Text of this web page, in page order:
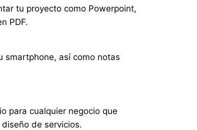
tu proyecto como Powerpoint,
PDF.
smartphone, así como notas
para cualquier negocio que
de servicios.